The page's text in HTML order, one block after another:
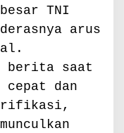
TNI
arus
berita saat
dan